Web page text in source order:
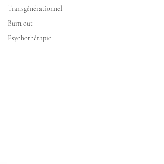
Transgénérationnel
Burn out
Psychothérapie